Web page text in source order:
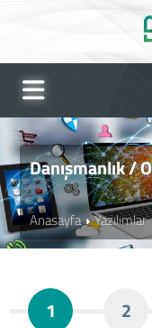
Danışmanlık /
Anasayfa Yazılımlar
1 2